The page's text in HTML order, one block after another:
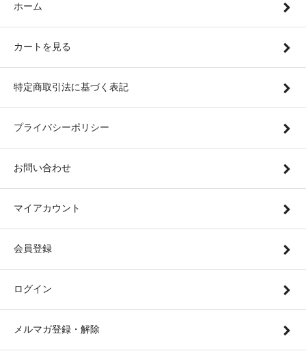
ホーム
カートを見る
特定商取引法に基づく表記
プライバシーポリシー
お問い合わせ
マイアカウント
会員登録
ログイン
メルマガ登録・解除